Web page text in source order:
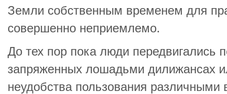
Земли собственным временем для
совершенно неприемлемо.
До тех пор пока люди передвигались
запряженных лошадьми дилижансах
неудобства пользования